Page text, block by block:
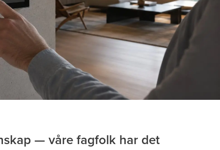
— våre fagfolk har det